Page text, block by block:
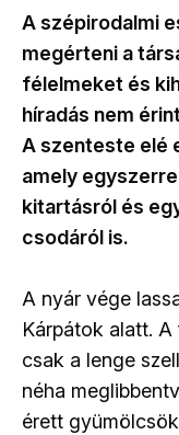
A szépirodalmi
megérteni a
félelmeket és
híradás nem
A szenteste elé
amely
kitartásról és
csodáról is.
A nyár vége
Kárpátok alatt.
csak a lenge
néha
érett